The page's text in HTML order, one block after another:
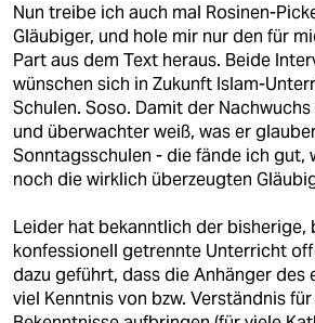
Nun treibe ich auch mal Rosinen-
Gläubiger, und hole mir nur den für
Part aus dem Text heraus. Beide
wünschen sich in Zukunft Islam-
Schulen. Soso. Damit der
und überwachter weiß, was er
Sonntagsschulen - die fände ich gut,
noch die wirklich überzeugten
Leider hat bekanntlich der bisherige,
konfessionell getrennte Unterricht
dazu geführt, dass die Anhänger des
viel Kenntnis von bzw. Verständnis